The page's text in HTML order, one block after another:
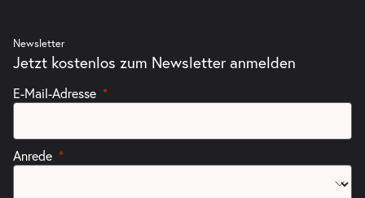
17:30–19:30 Uhr
Tickets
Perfect Match-
Newsletter
Jetzt kostenlos zum Newsletter anmelden
E-Mail-Adresse
Anrede